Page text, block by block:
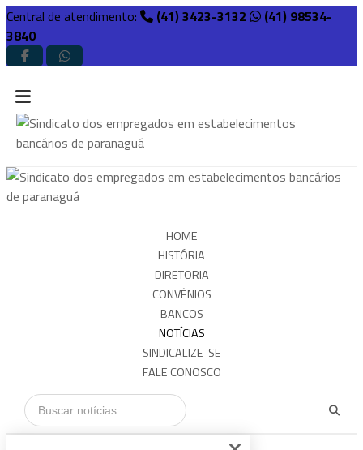
Central de atendimento: (41) 3423-3132
(41) 98534-
3840
HOME
HISTÓRIA
DIRETORIA
CONVÊNIOS
BANCOS
NOTÍCIAS
SINDICALIZE-SE
FALE CONOSCO